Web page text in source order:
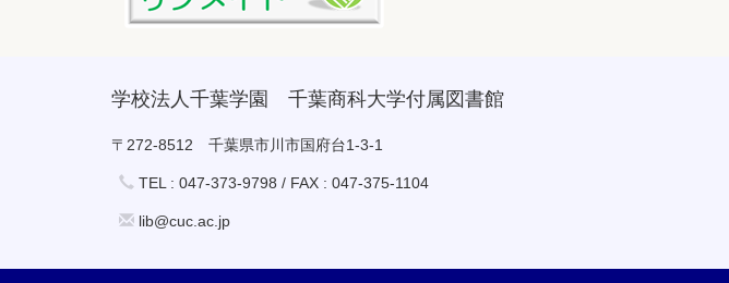
学校法人千葉学園 千葉商科大学付属図書館
〒272-8512 千葉県市川市国府台1-3-1
TEL : 047-373-9798 / FAX : 047-375-1104
lib@cuc.ac.jp